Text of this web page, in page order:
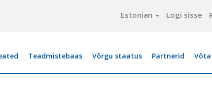
Estonian Logi sisse
Teadmistebaas Võrgu staatus Partnerid